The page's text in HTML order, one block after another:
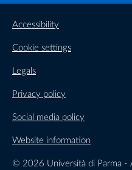
Accessibility
Cookie settings
Legals
Privacy policy
Social media policy
Website information
© 2026 Università di Parma -